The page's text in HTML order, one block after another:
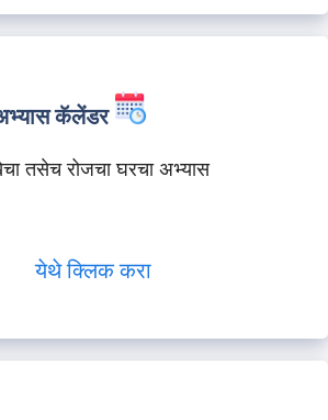
कॅलेंडर
तसेच रोजचा घरचा अभ्यास
येथे क्लिक करा